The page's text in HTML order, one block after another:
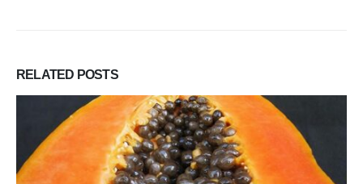
RELATED POSTS